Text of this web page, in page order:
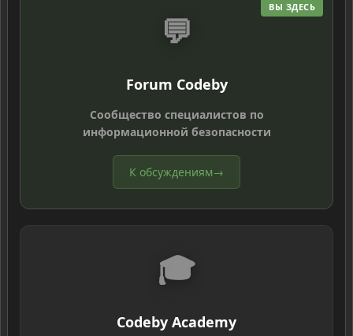
ВЫ ЗДЕСЬ
💬
Forum Codeby
Сообщество специалистов по
информационной безопасности
К обсуждениям→
🎓
Codeby Academy